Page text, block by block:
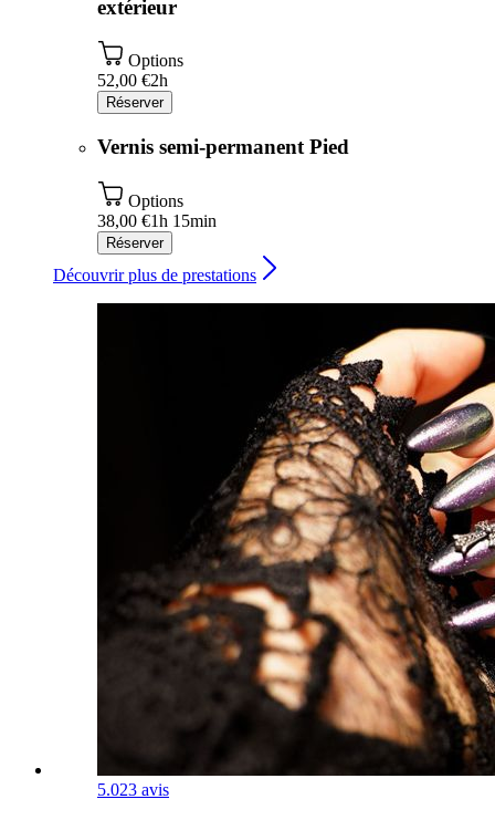
extérieur
Options
52,00 €2h
Réserver
Vernis semi-permanent Pied
Options
38,00 €1h 15min
Réserver
Découvrir plus de prestations
5.023 avis